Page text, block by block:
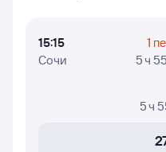
15:15
Сочи
1
5 ч
5 ч